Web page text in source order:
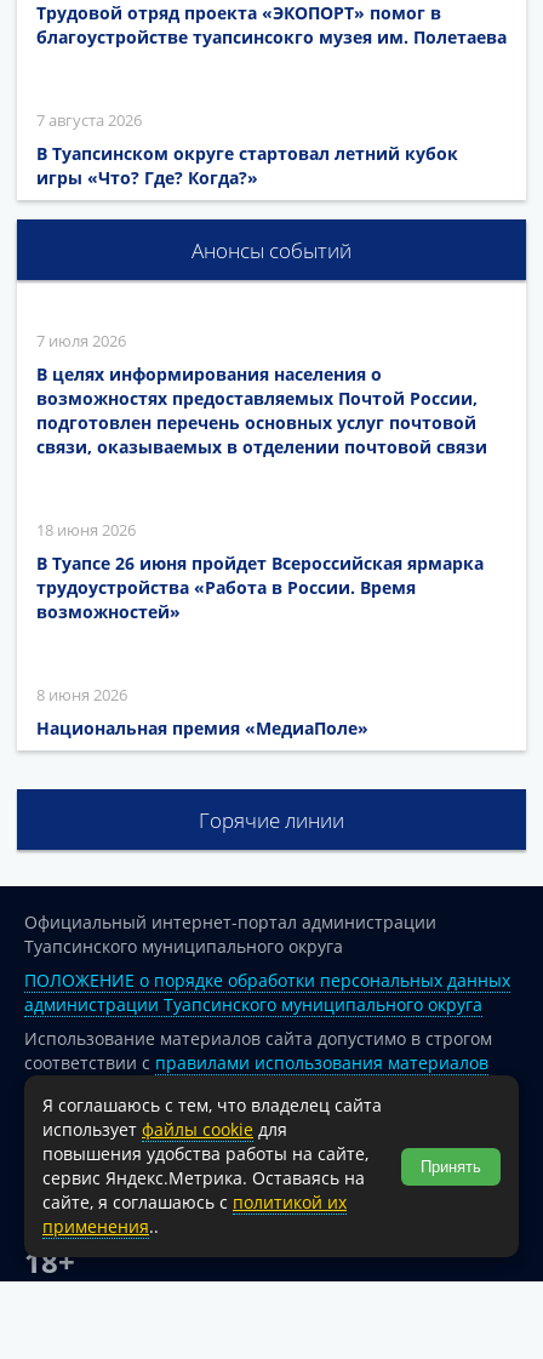
Трудовой отряд проекта «ЭКОПОРТ» помог в
благоустройстве туапсинсокго музея им. Полетаева
7 августа 2026
В Туапсинском округе стартовал летний кубок
игры «Что? Где? Когда?»
Анонсы событий
7 июля 2026
В целях информирования населения о
возможностях предоставляемых Почтой России,
подготовлен перечень основных услуг почтовой
связи, оказываемых в отделении почтовой связи
18 июня 2026
В Туапсе 26 июня пройдет Всероссийская ярмарка
трудоустройства «Работа в России. Время
возможностей»
8 июня 2026
Национальная премия «МедиаПоле»
Горячие линии
Официальный интернет-портал администрации
Туапсинского муниципального округа
ПОЛОЖЕНИЕ о порядке обработки персональных данных
администрации Туапсинского муниципального округа
Использование материалов сайта допустимо в строгом
соответствии с правилами использования материалов
опубликованных на сайте
При перепечатке и использовании информации ссылка
на источник обязательна.
Для сайтов и страниц сети Интернет обязательна
активная гиперссылка на официальный интернет-портал
администрации Туапсинского муниципального округа.
18+
Я соглашаюсь с тем, что владелец сайта
использует файлы cookie для
повышения удобства работы на сайте,
сервис Яндекс.Метрика. Оставаясь на
сайте, я соглашаюсь с политикой их
применения..
Принять